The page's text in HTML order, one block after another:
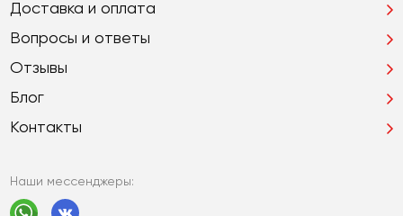
Доставка и оплата
Вопросы и ответы
Отзывы
Блог
Контакты
Наши мессенджеры: